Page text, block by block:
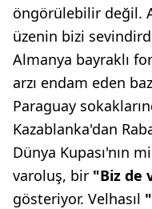
öngörülebilir değil.
üzenin bizi
Almanya bayraklı
arzı endam eden
Paraguay
Kazablanka'dan
Dünya Kupası'nın
varoluş, bir "Biz de
gösteriyor. Velhasıl